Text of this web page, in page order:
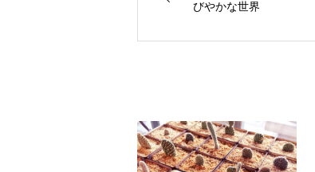
びやかな世界